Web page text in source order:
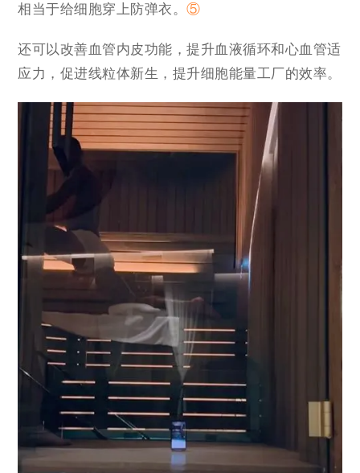
相当于给细胞穿上防弹衣。⑤
还可以改善血管内皮功能，提升血液循环和心血管适
应力，促进线粒体新生，提升细胞能量工厂的效率。